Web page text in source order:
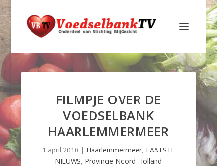
FILMPJE OVER DE
VOEDSELBANK
HAARLEMMERMEER
1 april 2010 | Haarlemmermeer, LAATSTE
NIEUWS, Provincie Noord-Holland